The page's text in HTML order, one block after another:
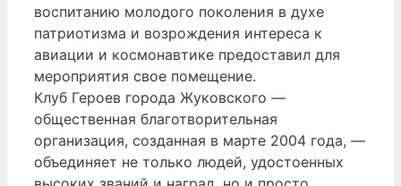
воспитанию молодого поколения в духе
патриотизма и возрождения интереса к
авиации и космонавтике предоставил для
мероприятия свое помещение.
Клуб Героев города Жуковского —
общественная благотворительная
организация, созданная в марте 2004 года, —
объединяет не только людей, удостоенных